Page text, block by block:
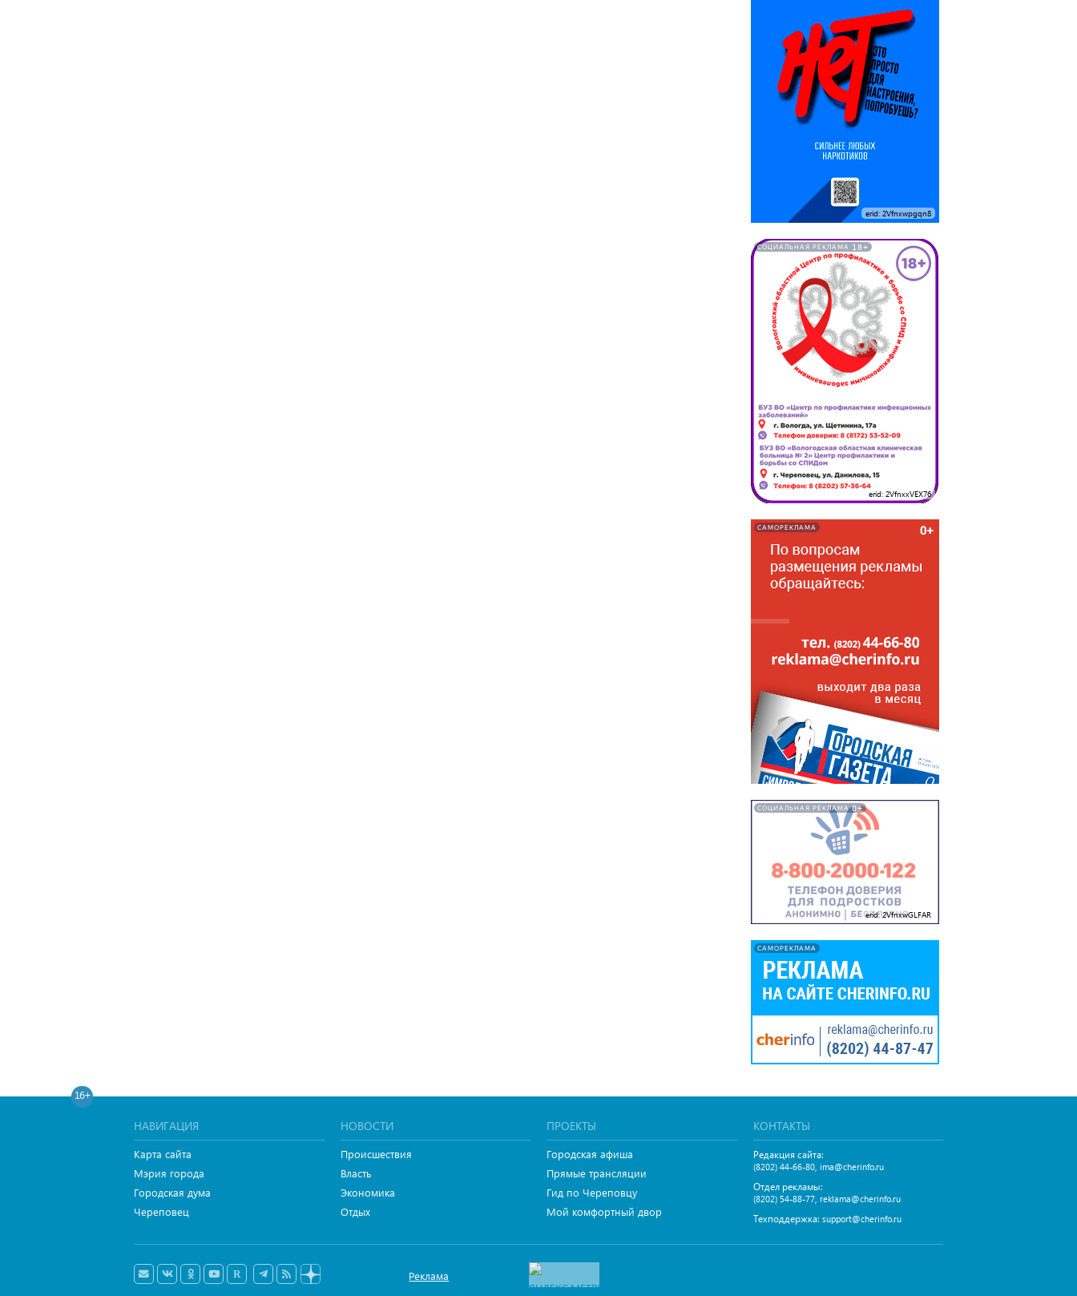
erid: 2Vfnxwpgqn8
СОЦИАЛЬНАЯ РЕКЛАМА 18+
erid: 2VfnxxVEX76
САМОРЕКЛАМА
СОЦИАЛЬНАЯ РЕКЛАМА 0+
erid: 2VfnxwGLFAR
САМОРЕКЛАМА
16+
НАВИГАЦИЯ
Карта сайта
Мэрия города
Городская дума
Череповец
НОВОСТИ
Происшествия
Власть
Экономика
Отдых
ПРОЕКТЫ
Городская афиша
Прямые трансляции
Гид по Череповцу
Мой комфортный двор
КОНТАКТЫ
Редакция сайта:
(8202) 44-66-80, ima@cherinfo.ru
Отдел рекламы:
(8202) 54-88-77, reklama@cherinfo.ru
Техподдержка: support@cherinfo.ru
Реклама